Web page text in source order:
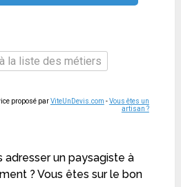
la liste des métiers
proposé parViteUnDevis.com -Vous êtes un
artisan ?
adresser un paysagiste à
? Vous êtes sur le bon